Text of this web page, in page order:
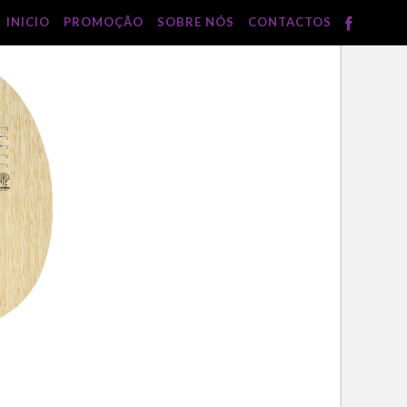
INICIO PROMOÇÃO SOBRE NÓS CONTACTOS